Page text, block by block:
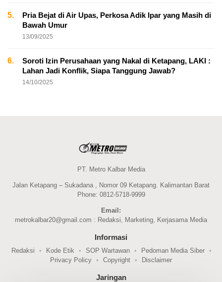
5.
Pria Bejat di Air Upas, Perkosa Adik Ipar yang Masih di
Bawah Umur
13/09/2025
6.
Soroti Izin Perusahaan yang Nakal di Ketapang, LAKI :
Lahan Jadi Konflik, Siapa Tanggung Jawab?
14/10/2025
PT. Metro Kalbar Media
Jalan Ketapang – Sukadana , Nomor 09 Ketapang. Kalimantan Barat
Phone: 0812-5718-9999
Email:
metrokalbar20@gmail.com : Redaksi, Marketing, Kerjasama Media
Informasi
Redaksi Kode Etik SOP Wartawan
Pedoman Media Siber
Privacy Policy
Copyright Disclaimer
Jaringan